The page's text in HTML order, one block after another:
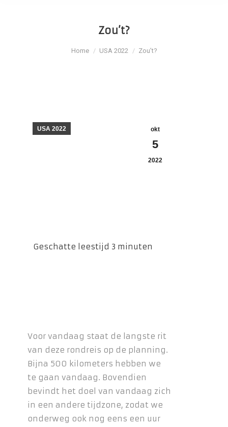
Zou’t?
Je bent hier:
Home USA 2022 Zou’t?
okt
5
2022
USA 2022
Voor vandaag staat de langste rit
van deze rondreis op de planning.
Bijna 500 kilometers hebben we
te gaan vandaag. Bovendien
bevindt het doel van vandaag zich
in een andere tijdzone, zodat we
onderweg ook nog eens een uur